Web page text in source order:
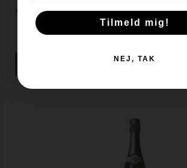
425,00 DKK
Tilmeld mig!
NEJ, TAK